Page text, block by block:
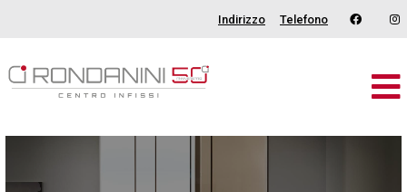
Indirizzo Telefono
Brand